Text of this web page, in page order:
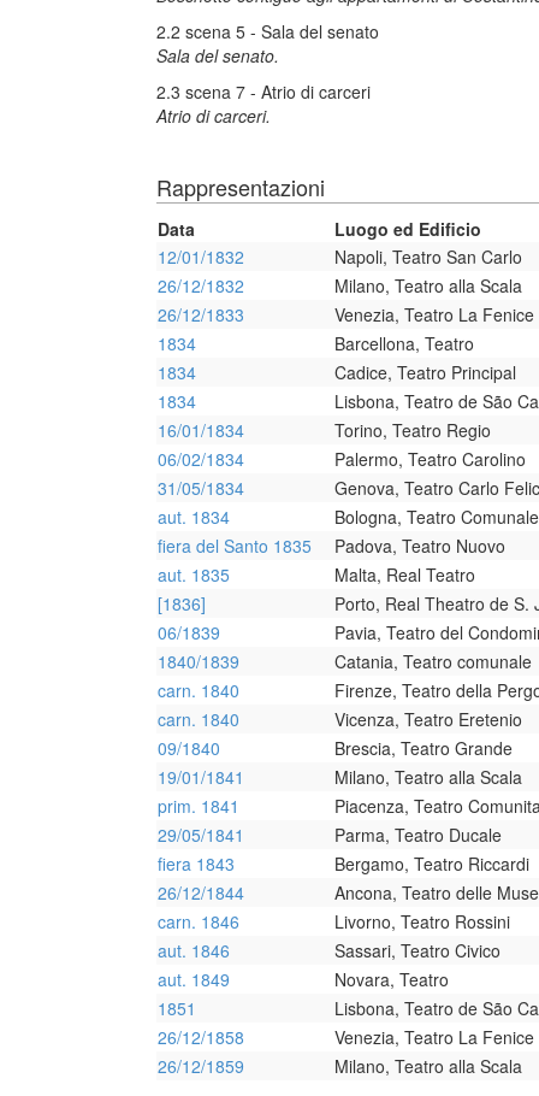
2.2 scena 5 - Sala del senato
Sala del senato.
2.3 scena 7 - Atrio di carceri
Atrio di carceri.
Rappresentazioni
Data
Luogo ed Edificio
12/01/1832
Napoli, Teatro San Carlo
26/12/1832
Milano, Teatro alla Scala
26/12/1833
Venezia, Teatro La Fenice
1834
Barcellona, Teatro
1834
Cadice, Teatro Principal
1834
Lisbona, Teatro de São
16/01/1834
Torino, Teatro Regio
06/02/1834
Palermo, Teatro Carolino
31/05/1834
Genova, Teatro Carlo
aut. 1834
Bologna, Teatro Comunale
fiera del Santo 1835
Padova, Teatro Nuovo
aut. 1835
Malta, Real Teatro
[1836]
Porto, Real Theatro de S.
06/1839
Pavia, Teatro del
1840/1839
Catania, Teatro comunale
carn. 1840
Firenze, Teatro della
carn. 1840
Vicenza, Teatro Eretenio
09/1840
Brescia, Teatro Grande
19/01/1841
Milano, Teatro alla Scala
prim. 1841
Piacenza, Teatro
29/05/1841
Parma, Teatro Ducale
fiera 1843
Bergamo, Teatro Riccardi
26/12/1844
Ancona, Teatro delle Muse
carn. 1846
Livorno, Teatro Rossini
aut. 1846
Sassari, Teatro Civico
aut. 1849
Novara, Teatro
1851
Lisbona, Teatro de São
26/12/1858
Venezia, Teatro La Fenice
26/12/1859
Milano, Teatro alla Scala